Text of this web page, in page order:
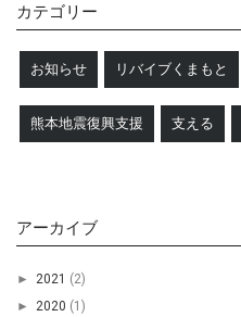
カテゴリー
お知らせ リバイブくまもと
熊本地震復興支援 支える
アーカイブ
► 2021 (2)
► 2020 (1)